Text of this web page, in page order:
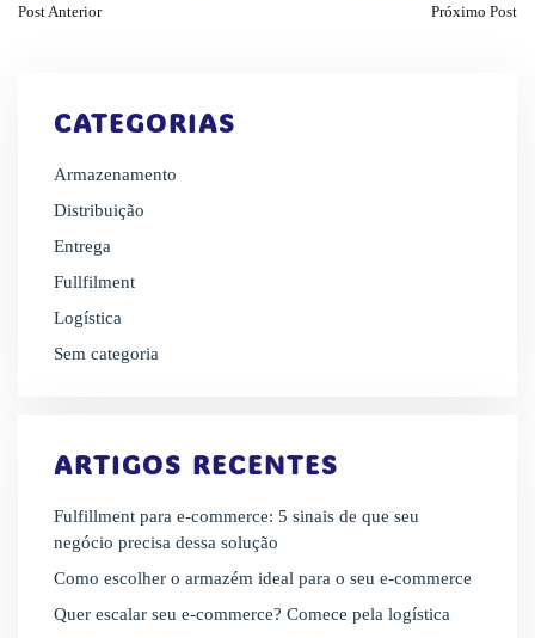
Post Anterior Próximo Post
CATEGORIAS
Armazenamento
Distribuição
Entrega
Fullfilment
Logística
Sem categoria
ARTIGOS RECENTES
Fulfillment para e-commerce: 5 sinais de que seu
negócio precisa dessa solução
Como escolher o armazém ideal para o seu e-commerce
Quer escalar seu e-commerce? Comece pela logística